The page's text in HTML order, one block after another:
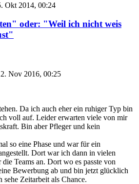
Okt 2014, 00:24
oder: "Weil ich nicht weis
Nov 2016, 00:25
Da ich auch eher ein ruhiger Typ bin
voll auf. Leider erwarten viele von mir
Bin aber Pfleger und kein
so eine Phase und war für ein
Dort war ich dann in vielen
Teams an. Dort wo es passte von
Bewerbung ab und bin jetzt glücklich
sehe Zeitarbeit als Chance.